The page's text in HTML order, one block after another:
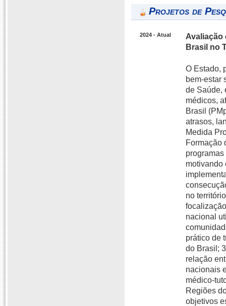
Projetos de
2024 - Atual
Avaliação
Brasil no
O Estado,
bem-estar
de Saúde,
médicos,
Brasil
atrasos,
Medida
Formação
motivando
no
nacional
prático de
do Brasil;
relação
nacionais
médico-
Regiões
objetivos